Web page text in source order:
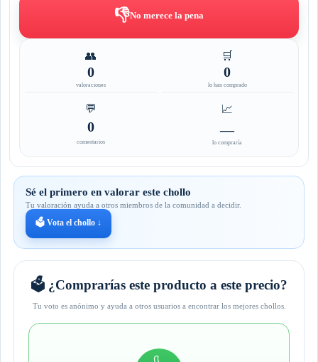
👎No merece la pena
👥
0
valoraciones
🛒
0
lo han comprado
💬
0
comentarios
📈
—
lo compraría
Sé el primero en valorar este chollo
Tu valoración ayuda a otros miembros de la comunidad a decidir.
🗳️ Vota el chollo ↓
🗳️ ¿Comprarías este producto a este precio?
Tu voto es anónimo y ayuda a otros usuarios a encontrar los mejores chollos.